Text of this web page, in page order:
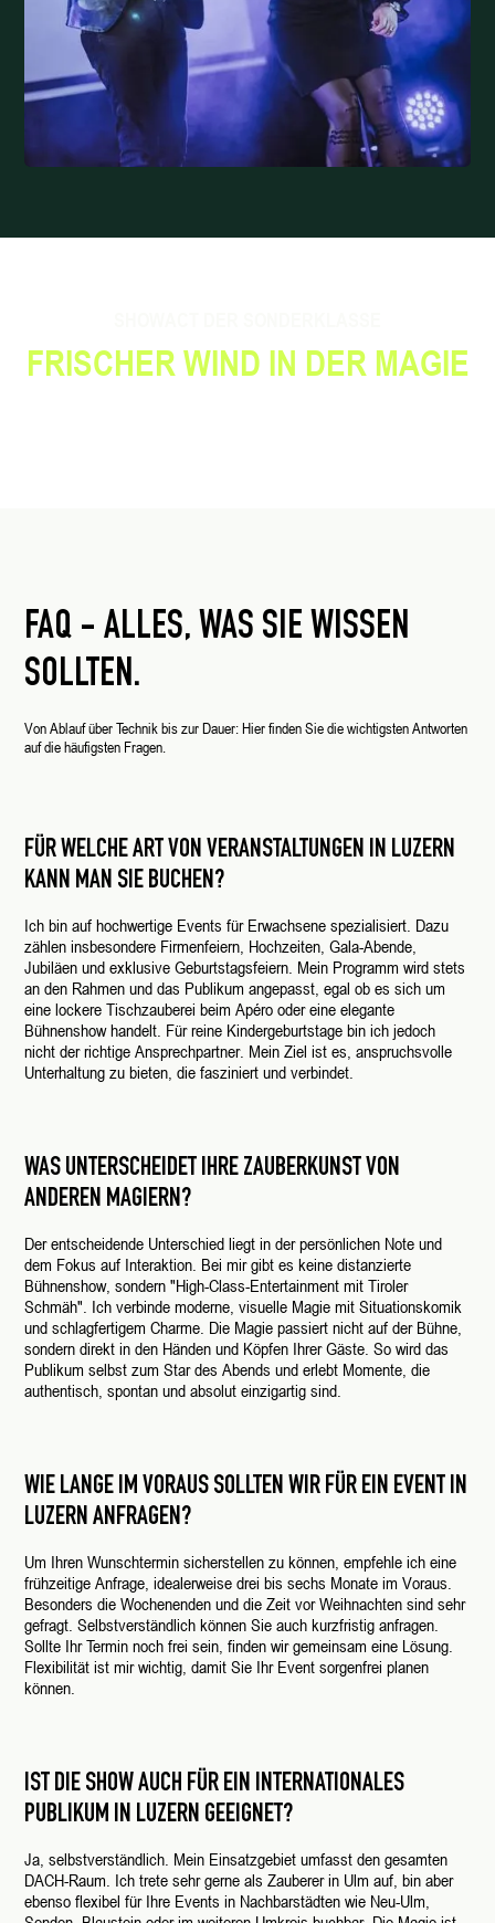
FRISCHER WIND IN DER MAGIE
FAQ - ALLES, WAS SIE WISSEN
SOLLTEN.
Von Ablauf über Technik bis zur Dauer: Hier finden Sie die wichtigsten Antworten
auf die häufigsten Fragen.
FÜR WELCHE ART VON VERANSTALTUNGEN IN LUZERN
KANN MAN SIE BUCHEN?
Ich bin auf hochwertige Events für Erwachsene spezialisiert. Dazu
zählen insbesondere Firmenfeiern, Hochzeiten, Gala-Abende,
Jubiläen und exklusive Geburtstagsfeiern. Mein Programm wird stets
an den Rahmen und das Publikum angepasst, egal ob es sich um
eine lockere Tischzauberei beim Apéro oder eine elegante
Bühnenshow handelt. Für reine Kindergeburtstage bin ich jedoch
nicht der richtige Ansprechpartner. Mein Ziel ist es, anspruchsvolle
Unterhaltung zu bieten, die fasziniert und verbindet.
WAS UNTERSCHEIDET IHRE ZAUBERKUNST VON
ANDEREN MAGIERN?
Der entscheidende Unterschied liegt in der persönlichen Note und
dem Fokus auf Interaktion. Bei mir gibt es keine distanzierte
Bühnenshow, sondern "High-Class-Entertainment mit Tiroler
Schmäh". Ich verbinde moderne, visuelle Magie mit Situationskomik
und schlagfertigem Charme. Die Magie passiert nicht auf der Bühne,
sondern direkt in den Händen und Köpfen Ihrer Gäste. So wird das
Publikum selbst zum Star des Abends und erlebt Momente, die
authentisch, spontan und absolut einzigartig sind.
WIE LANGE IM VORAUS SOLLTEN WIR FÜR EIN EVENT IN
LUZERN ANFRAGEN?
Um Ihren Wunschtermin sicherstellen zu können, empfehle ich eine
frühzeitige Anfrage, idealerweise drei bis sechs Monate im Voraus.
Besonders die Wochenenden und die Zeit vor Weihnachten sind sehr
gefragt. Selbstverständlich können Sie auch kurzfristig anfragen.
Sollte Ihr Termin noch frei sein, finden wir gemeinsam eine Lösung.
Flexibilität ist mir wichtig, damit Sie Ihr Event sorgenfrei planen
können.
IST DIE SHOW AUCH FÜR EIN INTERNATIONALES
PUBLIKUM IN LUZERN GEEIGNET?
Ja, selbstverständlich. Mein Einsatzgebiet umfasst den gesamten
DACH-Raum. Ich trete sehr gerne als Zauberer in Ulm auf, bin aber
ebenso flexibel für Ihre Events in Nachbarstädten wie Neu-Ulm,